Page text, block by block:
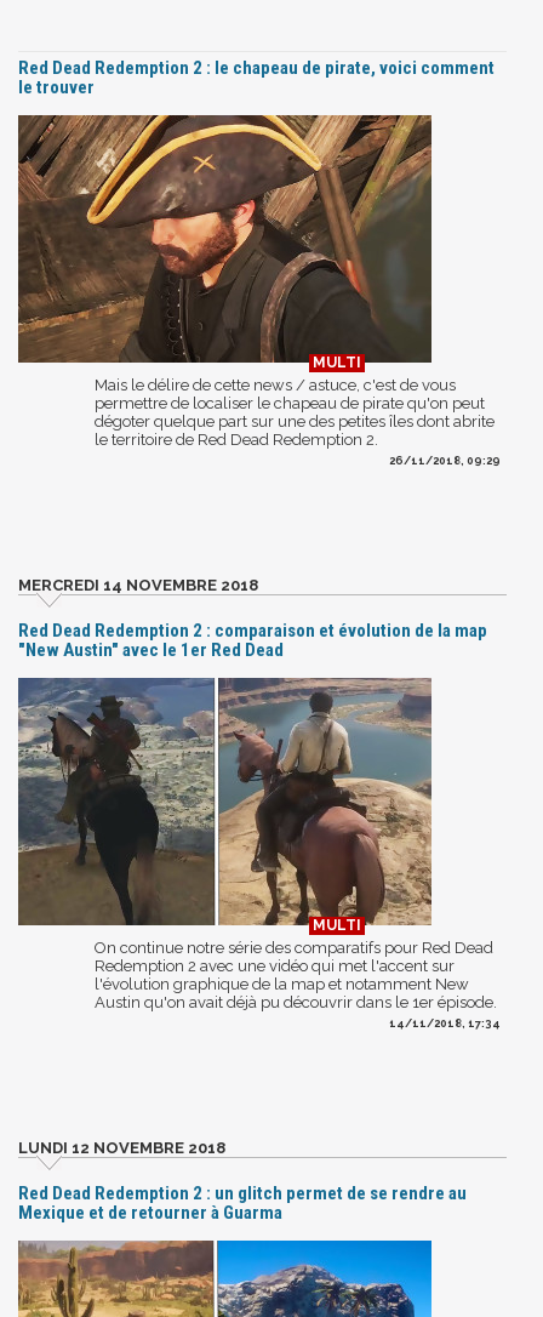
Red Dead Redemption 2 : le chapeau de pirate, voici comment
le trouver
Mais le délire de cette news / astuce, c'est de vous
permettre de localiser le chapeau de pirate qu'on peut
dégoter quelque part sur une des petites îles dont abrite
le territoire de Red Dead Redemption 2.
26/11/2018, 09:29
MERCREDI 14 NOVEMBRE 2018
Red Dead Redemption 2 : comparaison et évolution de la map
"New Austin" avec le 1er Red Dead
On continue notre série des comparatifs pour Red Dead
Redemption 2 avec une vidéo qui met l'accent sur
l'évolution graphique de la map et notamment New
Austin qu'on avait déjà pu découvrir dans le 1er épisode.
14/11/2018, 17:34
LUNDI 12 NOVEMBRE 2018
Red Dead Redemption 2 : un glitch permet de se rendre au
Mexique et de retourner à Guarma